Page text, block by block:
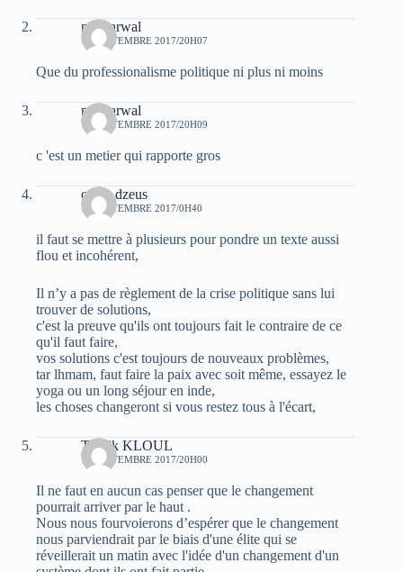
moh arwal
12 SEPTEMBRE 2017/20H07
Que du professionalisme politique ni plus ni moins
moh arwal
12 SEPTEMBRE 2017/20H09
c 'est un metier qui rapporte gros
oziris dzeus
13 SEPTEMBRE 2017/0H40
il faut se mettre à plusieurs pour pondre un texte aussi
flou et incohérent,
Il n’y a pas de règlement de la crise politique sans lui
trouver de solutions,
c'est la preuve qu'ils ont toujours fait le contraire de ce
qu'il faut faire,
vos solutions c'est toujours de nouveaux problèmes,
tar lhmam, faut faire la paix avec soit même, essayez le
yoga ou un long séjour en inde,
les choses changeront si vous restez tous à l'écart,
Toufik KLOUL
15 SEPTEMBRE 2017/20H00
Il ne faut en aucun cas penser que le changement
pourrait arriver par le haut .
Nous nous fourvoierons d’espérer que le changement
nous parviendrait par le biais d'une élite qui se
réveillerait un matin avec l'idée d'un changement d'un